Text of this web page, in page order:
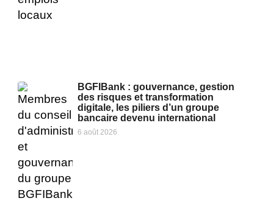
BGFIBank : gouvernance, gestion
des risques et transformation
digitale, les piliers d’un groupe
bancaire devenu international
6 août 2026